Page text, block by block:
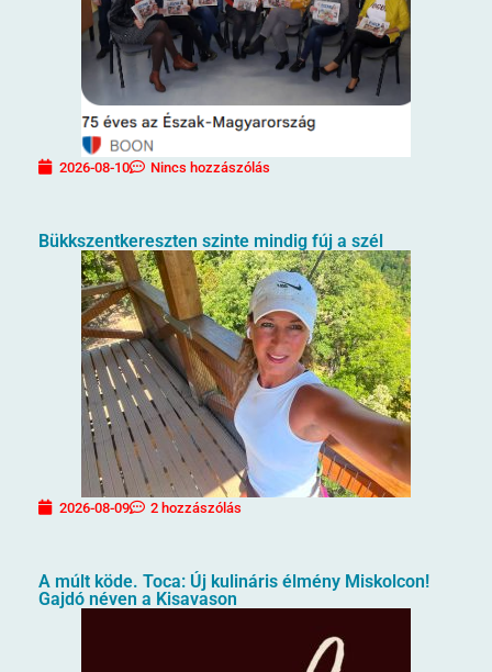
2026-08-10 Nincs hozzászólás
Bükkszentkereszten szinte mindig fúj a szél
2026-08-09 2 hozzászólás
A múlt köde. Toca: Új kulináris élmény Miskolcon!
Gajdó néven a Kisavason